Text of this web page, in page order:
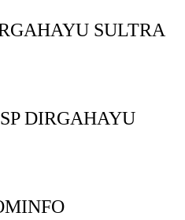
SULTRA
DIRGAHAYU